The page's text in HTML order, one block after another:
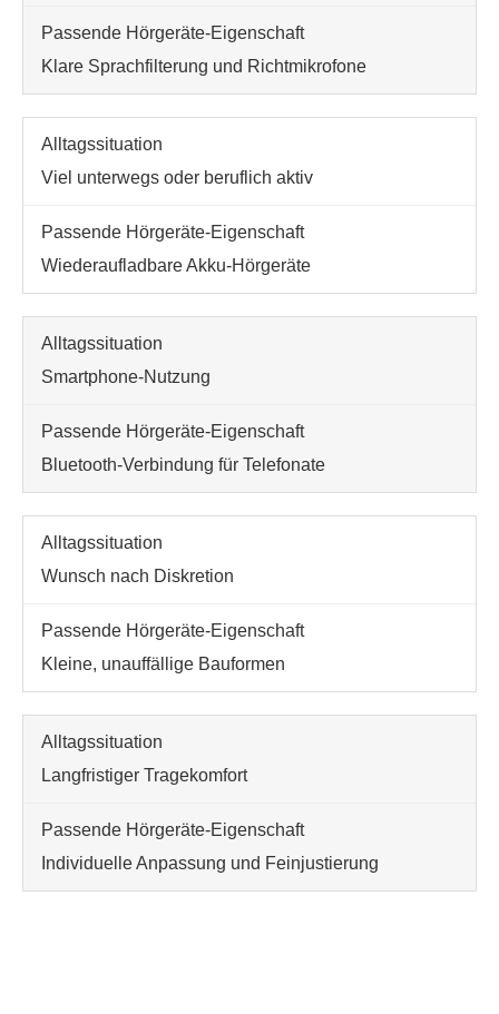
Klare Sprachfilterung und Richtmikrofone
Viel unterwegs oder beruflich aktiv
Wiederaufladbare Akku-Hörgeräte
Smartphone-Nutzung
Bluetooth-Verbindung für Telefonate
Wunsch nach Diskretion
Kleine, unauffällige Bauformen
Langfristiger Tragekomfort
Individuelle Anpassung und Feinjustierung